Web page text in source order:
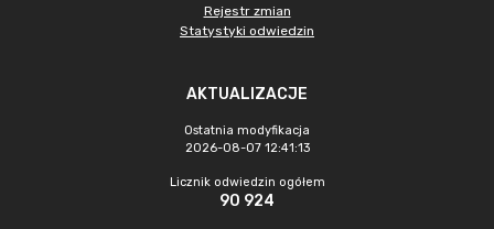
Rejestr zmian
Statystyki odwiedzin
AKTUALIZACJE
Ostatnia modyfikacja
2026-08-07 12:41:13
Licznik odwiedzin ogółem
90 924